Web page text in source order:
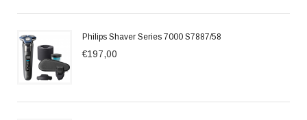
Philips Shaver Series 7000 S7887/58
€197,00